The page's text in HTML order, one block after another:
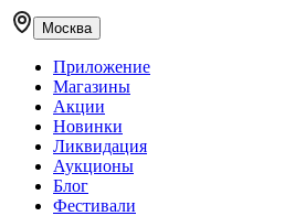
Москва
Приложение
Магазины
Акции
Новинки
Ликвидация
Аукционы
Блог
Фестивали